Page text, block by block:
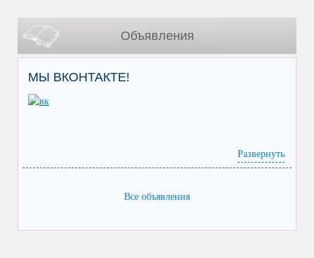
Объявления
МЫ ВКОНТАКТЕ!
Развернуть
Все объявления